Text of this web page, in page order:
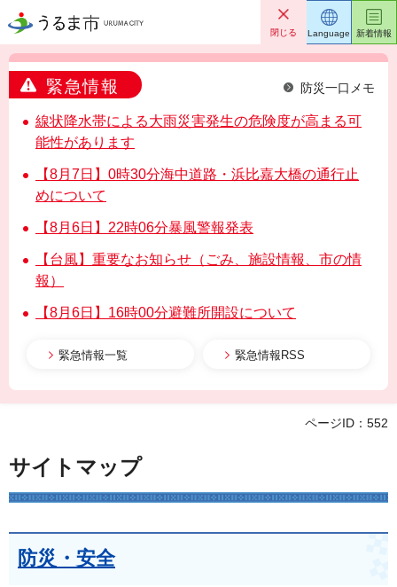
うるま市 閉じる
緊急情報 防災一口メモ
線状降水帯による大雨災害発生の危険度が高まる可
能性があります
【8月7日】0時30分海中道路・浜比嘉大橋の通行止
めについて
【8月6日】22時06分暴風警報発表
【台風】重要なお知らせ（ごみ、施設情報、市の情
報）
【8月6日】16時00分避難所開設について
緊急情報一覧 緊急情報RSS
Language 新着情報
ページID：552
サイトマップ
防災・安全